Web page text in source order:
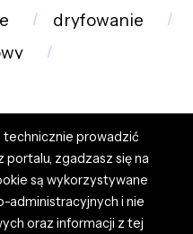
dryfowanie
technicznie prowadzić
zgadzasz się na
są wykorzystywane
administracyjnych i nie
oraz informacji z tej